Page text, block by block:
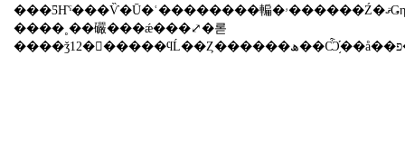
���ƼҤˤ���Ѷ�Ū�ʿ��������䡢�ۥ������Ź�ޤǤηڤμ�갷�����Ϥˤ�ꡢ�Ծ줬
����˳��礹���ǽ���⤢�롣
����ǯ12������ϥĹ��Ȥ������ھ��Ѽ֥֡��å��פ�ȯ�䡣�㤤